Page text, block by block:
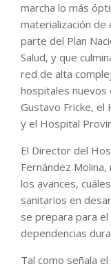
marcha lo más
materialización
parte del Plan
Salud, y que
red de alta
hospitales nuevos
Gustavo Fricke, el
y el Hospital
El Director del
Fernández
los avances,
sanitarios en
se prepara para
dependencias
Tal como señala